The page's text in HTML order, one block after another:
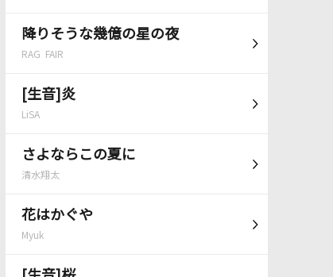
降りそうな幾億の星の夜
RAG FAIR
[生音]炎
LiSA
さよならこの夏に
清水翔太
花はかぐや
Myuk